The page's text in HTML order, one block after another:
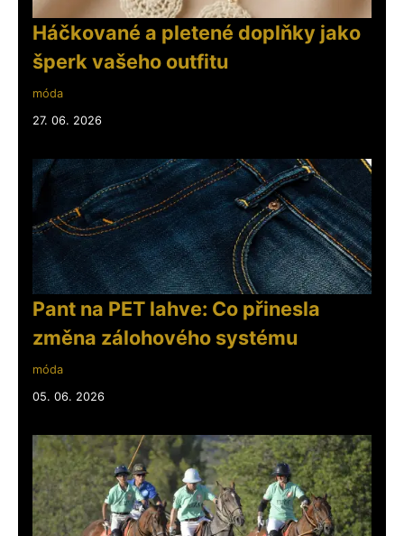
Háčkované a pletené doplňky jako
šperk vašeho outfitu
móda
27. 06. 2026
Pant na PET lahve: Co přinesla
změna zálohového systému
móda
05. 06. 2026